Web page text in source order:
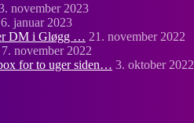
november 2023
6. januar 2023
DM i Gløgg … 21. november 2022
7. november 2022
for to uger siden… 3. oktober 2022